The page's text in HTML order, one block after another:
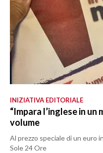
INIZIATIVA EDITORIALE
“Impara l’inglese in un
volume
Al prezzo speciale di un euro
Sole 24 Ore